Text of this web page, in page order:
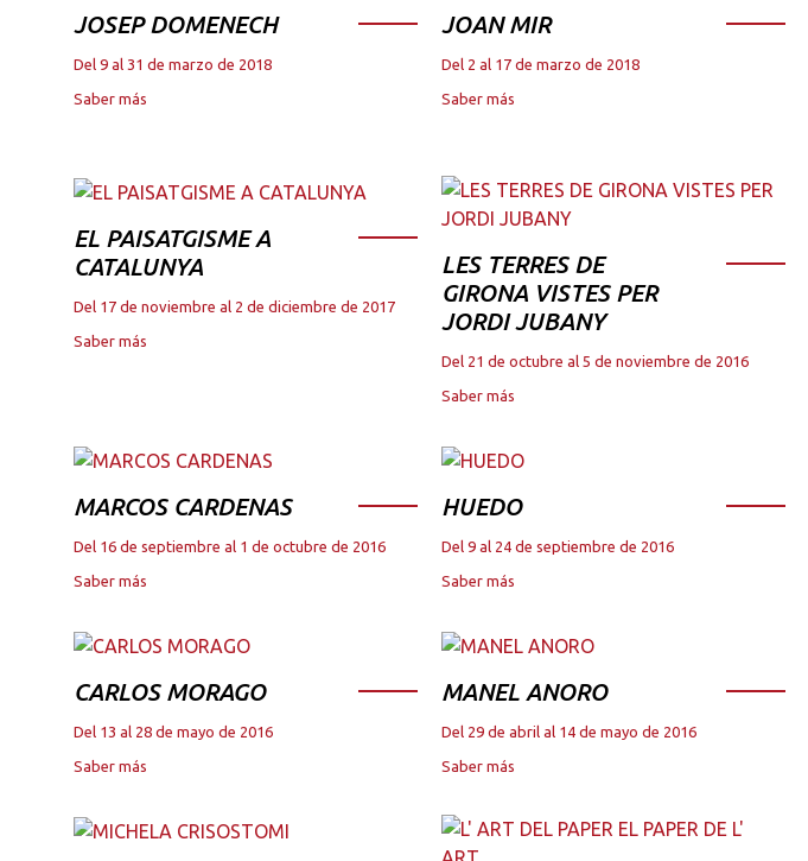
JOSEP DOMENECH
Del 9 al 31 de marzo de 2018
Saber más
JOAN MIR
Del 2 al 17 de marzo de 2018
Saber más
EL PAISATGISME A
CATALUNYA
Del 17 de noviembre al 2 de diciembre de 2017
Saber más
LES TERRES DE
GIRONA VISTES PER
JORDI JUBANY
Del 21 de octubre al 5 de noviembre de 2016
Saber más
MARCOS CARDENAS
Del 16 de septiembre al 1 de octubre de 2016
Saber más
HUEDO
Del 9 al 24 de septiembre de 2016
Saber más
CARLOS MORAGO
Del 13 al 28 de mayo de 2016
Saber más
MANEL ANORO
Del 29 de abril al 14 de mayo de 2016
Saber más